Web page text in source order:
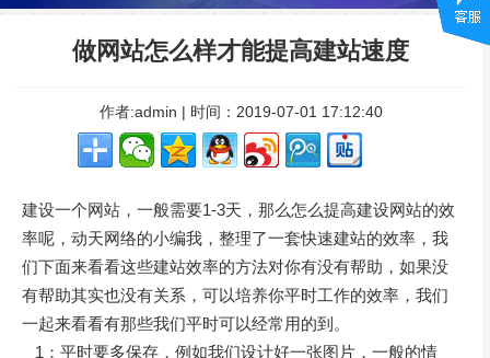
做网站怎么样才能提高建站速度
作者:admin | 时间：2019-07-01 17:12:40
建设一个网站，一般需要1-3天，那么怎么提高建设网站的效
率呢，动天网络的小编我，整理了一套快速建站的效率，我
们下面来看看这些建站效率的方法对你有没有帮助，如果没
有帮助其实也没有关系，可以培养你平时工作的效率，我们
一起来看看有那些我们平时可以经常用的到。
1：平时要多保存，例如我们设计好一张图片，一般的情